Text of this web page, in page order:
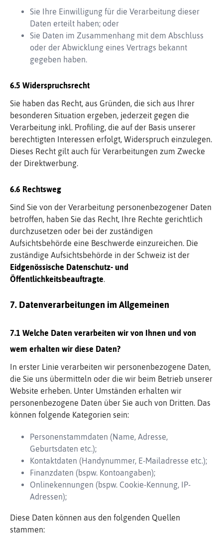
Sie Ihre Einwilligung für die Verarbeitung dieser
Daten erteilt haben; oder
Sie Daten im Zusammenhang mit dem Abschluss
oder der Abwicklung eines Vertrags bekannt
gegeben haben.
Widerspruchsrecht
Sie haben das Recht, aus Gründen, die sich aus Ihrer
besonderen Situation ergeben, jederzeit gegen die
Verarbeitung inkl. Profiling, die auf der Basis unserer
berechtigten Interessen erfolgt, Widerspruch einzulegen.
Dieses Recht gilt auch für Verarbeitungen zum Zwecke
der Direktwerbung.
Rechtsweg
Sind Sie von der Verarbeitung personenbezogener Daten
betroffen, haben Sie das Recht, Ihre Rechte gerichtlich
durchzusetzen oder bei der zuständigen
Aufsichtsbehörde eine Beschwerde einzureichen. Die
zuständige Aufsichtsbehörde in der Schweiz ist der
Eidgenössische Datenschutz- und
Öffentlichkeitsbeauftragte.
Datenverarbeitungen im Allgemeinen
Welche Daten verarbeiten wir von Ihnen und von
wem erhalten wir diese Daten?
In erster Linie verarbeiten wir personenbezogene Daten,
die Sie uns übermitteln oder die wir beim Betrieb unserer
Website erheben. Unter Umständen erhalten wir
personenbezogene Daten über Sie auch von Dritten. Das
können folgende Kategorien sein:
Personenstammdaten (Name, Adresse,
Geburtsdaten etc.);
Kontaktdaten (Handynummer, E-Mailadresse etc.);
Finanzdaten (bspw. Kontoangaben);
Onlinekennungen (bspw. Cookie-Kennung, IP-
Adressen);
Diese Daten können aus den folgenden Quellen
stammen: